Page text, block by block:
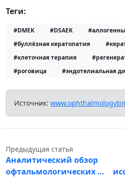
Теги:
#DMEK #DSAEK
#буллёзная кератопатия
#клеточная терапия
#роговица
#эндотелиальная
Источник:
Предыдущая статья
Аналитический обзор
офтальмологических …